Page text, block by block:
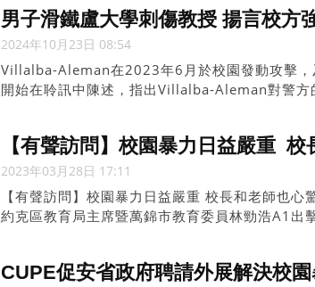
男子滑鐵盧大學刺傷教授 揚言校方
2024年10月23日 08:54
Villalba-Aleman在2023年6月於校園發動攻擊，
開始在聆訊中陳述，指出Villalba-Aleman對警方
【有聲訪問】校園暴力日益嚴重 校
2023年03月28日 17:11
【有聲訪問】校園暴力日益嚴重 校長和老師也
約克區教育局主席暨萬錦市教育委員林勁浩A1出
CUPE促安省政府聘請外展解決校